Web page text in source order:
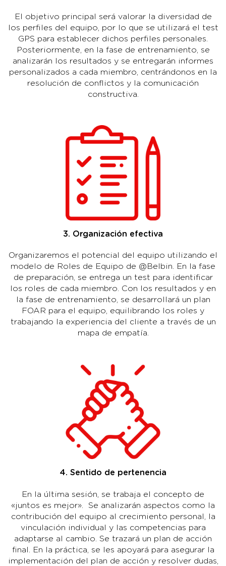
El objetivo principal será valorar la diversidad de
los perfiles del equipo, por lo que se utilizará el test
GPS para establecer dichos perfiles personales.
Posteriormente, en la fase de entrenamiento, se
analizarán los resultados y se entregarán informes
personalizados a cada miembro, centrándonos en la
resolución de conflictos y la comunicación
constructiva.
3. Organización efectiva
Organizaremos el potencial del equipo utilizando el
modelo de Roles de Equipo de @Belbin. En la fase
de preparación, se entrega un test para identificar
los roles de cada miembro. Con los resultados y en
la fase de entrenamiento, se desarrollará un plan
FOAR para el equipo, equilibrando los roles y
trabajando la experiencia del cliente a través de un
mapa de empatía.
4. Sentido de pertenencia
En la última sesión, se trabaja el concepto de
«juntos es mejor». Se analizarán aspectos como la
contribución del equipo al crecimiento personal, la
vinculación individual y las competencias para
adaptarse al cambio. Se trazará un plan de acción
final. En la práctica, se les apoyará para asegurar la
implementación del plan de acción y resolver dudas,